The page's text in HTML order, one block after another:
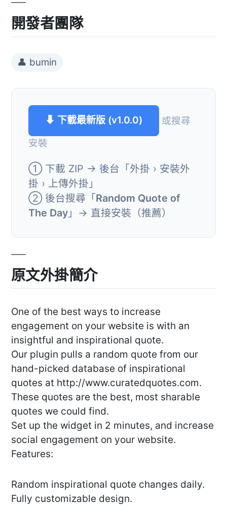
開發者團隊
👤 bumin
⬇ 下載最新版 (v1.0.0)
或搜尋
安裝
① 下載 ZIP → 後台「外掛 › 安裝外
掛 › 上傳外掛」
② 後台搜尋「Random Quote of
The Day 」→ 直接安裝（推薦）
原文外掛簡介
One of the best ways to increase
engagement on your website is with an
insightful and inspirational quote.
Our plugin pulls a random quote from our
hand-picked database of inspirational
quotes at http://www.curatedquotes.com.
These quotes are the best, most sharable
quotes we could find.
Set up the widget in 2 minutes, and increase
social engagement on your website.
Features:
Random inspirational quote changes daily.
Fully customizable design.